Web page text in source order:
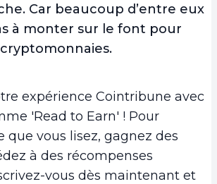
Car beaucoup d’entre eux
à monter sur le font pour
expérience Cointribune avec
'Read to Earn' ! Pour
que vous lisez, gagnez des
à des récompenses
vous dès maintenant et